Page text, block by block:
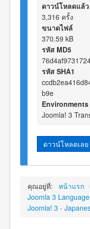
ดาวน์โหลดแล้ว
3,316 ครั้ง
ขนาดไฟล์
370.59 kB
รหัส MD5
รหัส SHA1
b9e
Environments
Joomla! 3
ดาวน์โหลดเลย
คุณอยู่ที่: หน้าแรก /
Joomla 3
Joomla! 3 -